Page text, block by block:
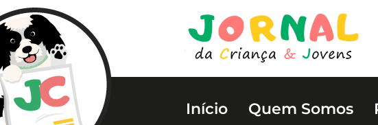
Início Quem Somos